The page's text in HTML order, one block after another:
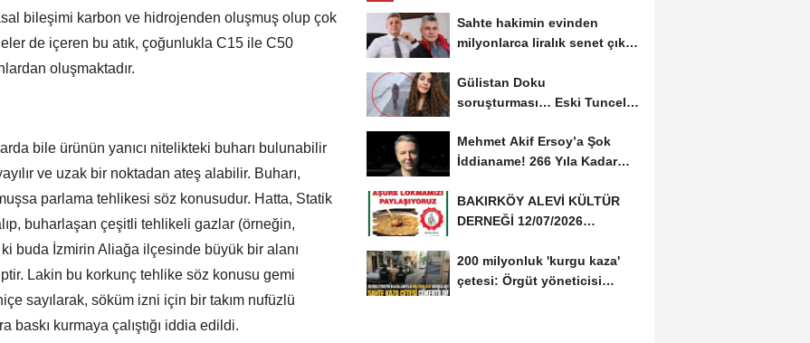
bileşimi karbon ve hidrojenden oluşmuş olup çok
de içeren bu atık, çoğunlukla C15 ile C50
oluşmaktadır.
bile ürünün yanıcı nitelikteki buharı bulunabilir
ve uzak bir noktadan ateş alabilir. Buharı,
parlama tehlikesi söz konusudur. Hatta, Statik
buharlaşan çeşitli tehlikeli gazlar (örneğin,
buda İzmirin Aliağa ilçesinde büyük bir alanı
Lakin bu korkunç tehlike söz konusu gemi
sayılarak, söküm izni için bir takım nufüzlü
kurmaya çalıştığı iddia edildi.
Sahte hakimin evinden
milyonlarca liralık senet çıktı:
Gülistan Doku
soruşturması… Eski Tunceli
Mehmet Akif Ersoy’a Şok
İddianame! 266 Yıla Kadar
BAKIRKÖY ALEVİ KÜLTÜR
DERNEĞİ 12/07/2026
DAVETİNE...
200 milyonluk 'kurgu kaza'
çetesi: Örgüt yöneticisi